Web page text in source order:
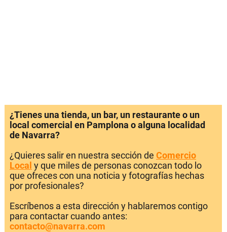
¿Tienes una tienda, un bar, un restaurante o un
local comercial en Pamplona o alguna localidad
de Navarra?
¿Quieres salir en nuestra sección de Comercio
Local y que miles de personas conozcan todo lo
que ofreces con una noticia y fotografías hechas
por profesionales?
Escríbenos a esta dirección y hablaremos contigo
para contactar cuando antes:
contacto@navarra.com